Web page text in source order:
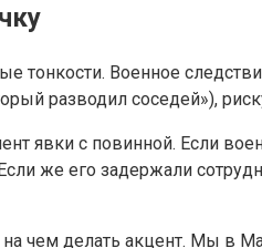
тонкости. Военное
разводил соседей»),
явки с повинной. Если
же его задержали
чем делать акцент. Мы в